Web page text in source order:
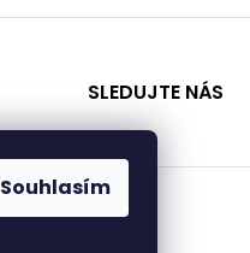
Souhlasím
SLEDUJTE NÁS